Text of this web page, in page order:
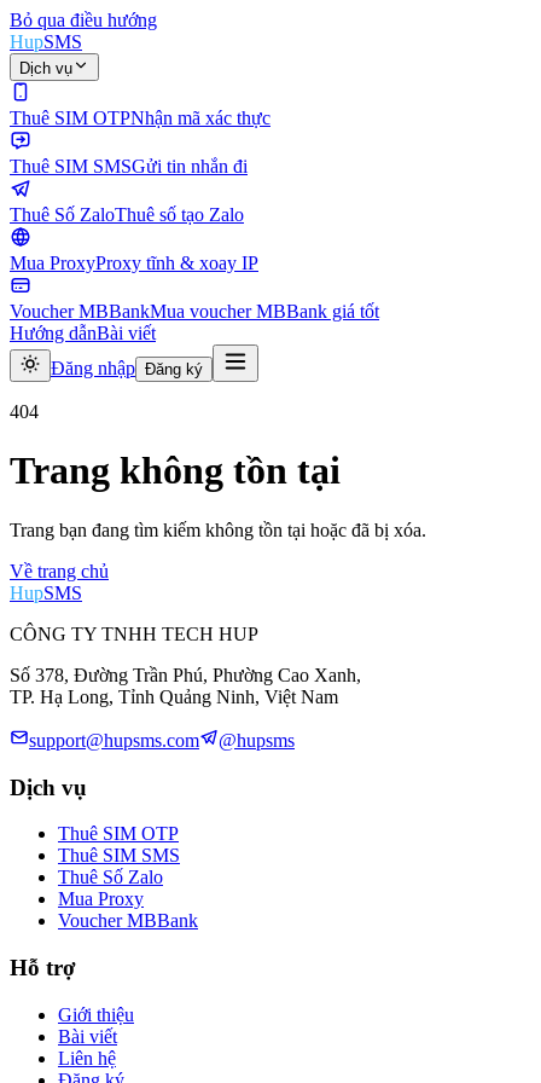
Bỏ qua điều hướng
HupSMS
Dịch vụ
Thuê SIM OTPNhận mã xác thực
Thuê SIM SMSGửi tin nhắn đi
Thuê Số ZaloThuê số tạo Zalo
Mua ProxyProxy tĩnh & xoay IP
Voucher MBBankMua voucher MBBank giá tốt
Hướng dẫnBài viết
Đăng nhập Đăng ký
404
Trang không tồn tại
Trang bạn đang tìm kiếm không tồn tại hoặc đã bị xóa.
Về trang chủ
HupSMS
CÔNG TY TNHH TECH HUP
Số 378, Đường Trần Phú, Phường Cao Xanh,
TP. Hạ Long, Tỉnh Quảng Ninh, Việt Nam
support@hupsms.com @hupsms
Dịch vụ
Thuê SIM OTP
Thuê SIM SMS
Thuê Số Zalo
Mua Proxy
Voucher MBBank
Hỗ trợ
Giới thiệu
Bài viết
Liên hệ